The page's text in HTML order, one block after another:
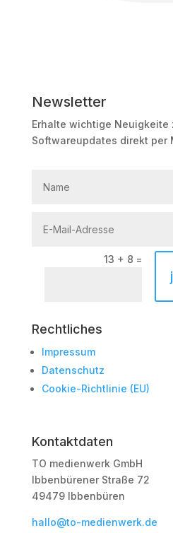
Newsletter
Erhalte wichtige Neuigkeite
Softwareupdates direkt per
13 + 8 =
Rechtliches
Impressum
Datenschutz
Cookie-Richtlinie (EU)
Kontaktdaten
TO medienwerk GmbH
Ibbenbürener Straße 72
49479 Ibbenbüren
hallo@to-medienwerk.de